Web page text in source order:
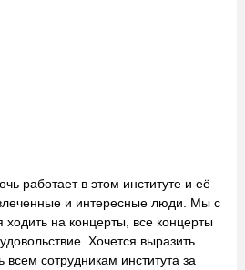
работает в этом институте и её
и интересные люди. Мы с
ходить на концерты, все концерты
Хочется выразить
сотрудникам института за